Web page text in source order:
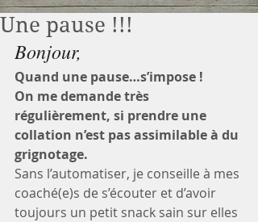
Une pause !!!
Bonjour,
Quand une pause…s’impose !
On me demande très
régulièrement, si prendre une
collation n’est pas assimilable à du
grignotage.
Sans l’automatiser, je conseille à mes
coaché(e)s de s’écouter et d’avoir
toujours un petit snack sain sur elles